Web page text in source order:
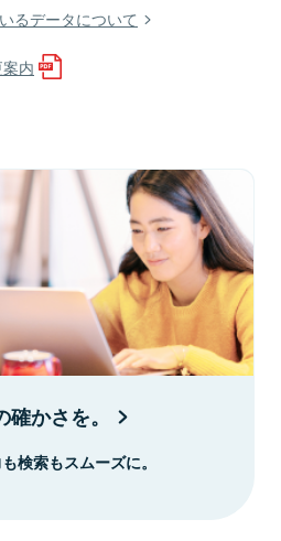
るデータについて
内
かさを。
検索もスムーズに。